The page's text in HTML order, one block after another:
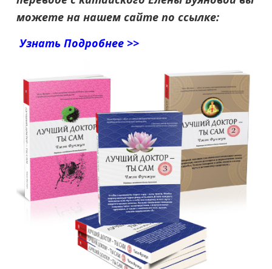
можете на нашем сайте по ссылке:
Узнать Подробнее >>